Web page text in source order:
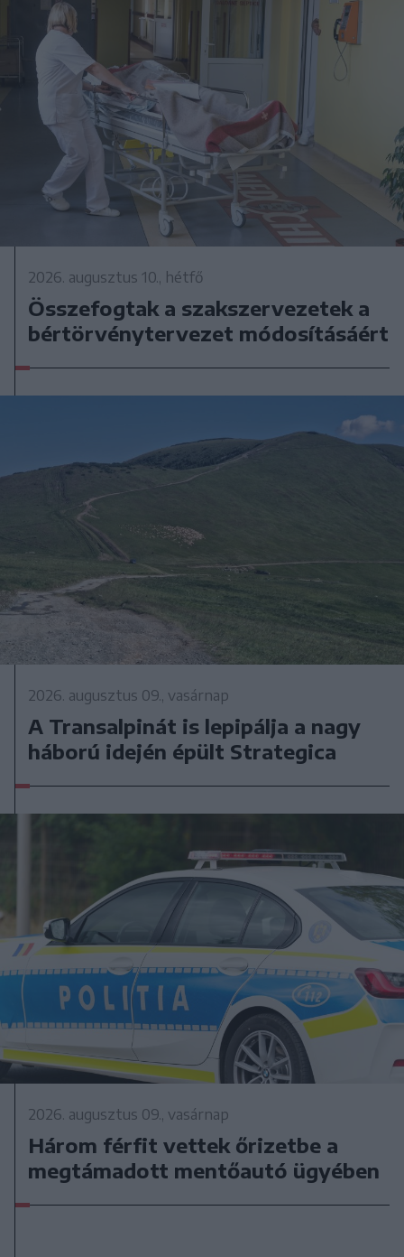
2026. augusztus 10., hétfő
Összefogtak a szakszervezetek a
bértörvénytervezet módosításáért
2026. augusztus 09., vasárnap
A Transalpinát is lepipálja a nagy
háború idején épült Strategica
2026. augusztus 09., vasárnap
Három férfit vettek őrizetbe a
megtámadott mentőautó ügyében